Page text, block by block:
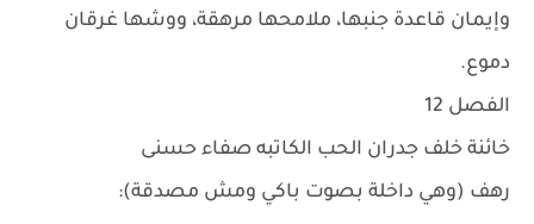
وإيمان قاعدة جنبها، ملامحها مرهقة، ووشها غرقان
دموع.
الفصل 12
خائنة خلف جدران الحب الكاتبه صفاء حسنى
رهف (وهي داخلة بصوت باكي ومش مصدقة):